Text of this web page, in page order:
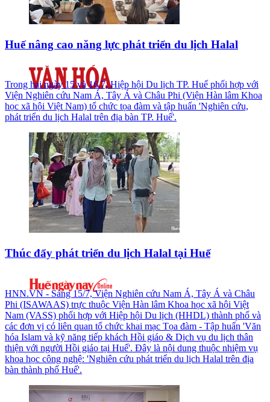
Huế nâng cao năng lực phát triển du lịch Halal
Trong hai ngày 15 và 16.7, Hiệp hội Du lịch TP. Huế phối hợp với
Viện Nghiên cứu Nam Á, Tây Á và Châu Phi (Viện Hàn lâm Khoa
học xã hội Việt Nam) tổ chức tọa đàm và tập huấn 'Nghiên cứu,
phát triển du lịch Halal trên địa bàn TP. Huế'.
Thúc đẩy phát triển du lịch Halal tại Huế
HNN.VN - Sáng 15/7, Viện Nghiên cứu Nam Á, Tây Á và Châu
Phi (ISAWAAS) trực thuộc Viện Hàn lâm Khoa học xã hội Việt
Nam (VASS) phối hợp với Hiệp hội Du lịch (HHDL) thành phố và
các đơn vị có liên quan tổ chức khai mạc Tọa đàm - Tập huấn 'Văn
hóa Islam và kỹ năng tiếp khách Hồi giáo & Dịch vụ du lịch thân
thiện với người Hồi giáo tại Huế'. Đây là nội dung thuộc nhiệm vụ
khoa học công nghệ: 'Nghiên cứu phát triển du lịch Halal trên địa
bàn thành phố Huế'.